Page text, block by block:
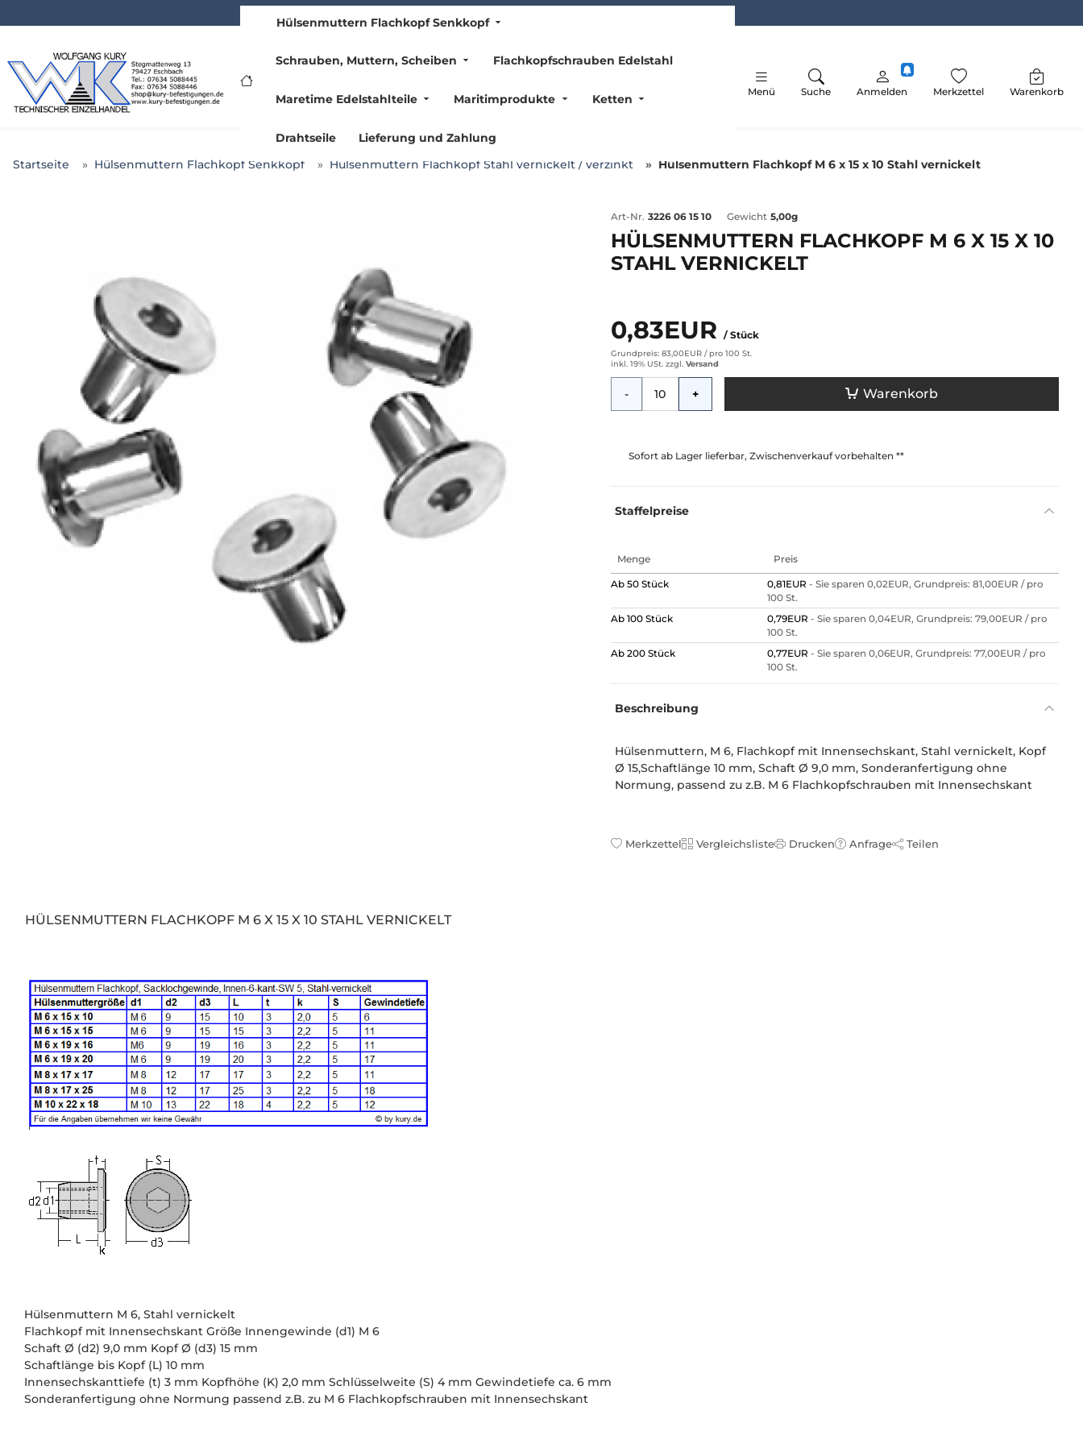
www.kury.de
Hülsenmuttern Flachkopf Senkkopf
Schrauben, Muttern, Scheiben Flachkopfschrauben Edelstahl
Maretime Edelstahlteile Maritimprodukte Ketten
Drahtseile Lieferung und Zahlung
Menü Suche Anmelden Merkzettel Warenkorb
Startseite Hülsenmuttern Flachkopf Senkkopf Hülsenmuttern Flachkopf Stahl vernickelt / verzinkt Hülsenmuttern Flachkopf M 6 x 15 x 10 Stahl vernickelt
Art-Nr. 3226 06 15 10 Gewicht 5,00g
HÜLSENMUTTERN FLACHKOPF M 6 X 15 X 10
STAHL VERNICKELT
0,83EUR / Stück
Grundpreis: 83,00EUR / pro 100 St.
inkl. 19% USt. zzgl. Versand
- + Warenkorb
Sofort ab Lager lieferbar, Zwischenverkauf vorbehalten **
Staffelpreise
Menge Preis
Ab 50 Stück 0,81EUR - Sie sparen 0,02EUR, Grundpreis: 81,00EUR / pro
100 St.
Ab 100 Stück
0,79EUR - Sie sparen 0,04EUR, Grundpreis: 79,00EUR / pro
100 St.
Ab 200 Stück
0,77EUR - Sie sparen 0,06EUR, Grundpreis: 77,00EUR / pro
100 St.
Beschreibung
Hülsenmuttern, M 6, Flachkopf mit Innensechskant, Stahl vernickelt, Kopf
Ø 15,Schaftlänge 10 mm, Schaft Ø 9,0 mm, Sonderanfertigung ohne
Normung, passend zu z.B. M 6 Flachkopfschrauben mit Innensechskant
Merkzettel Vergleichsliste Drucken Anfrage Teilen
HÜLSENMUTTERN FLACHKOPF M 6 X 15 X 10 STAHL VERNICKELT
Hülsenmuttern M 6, Stahl vernickelt
Flachkopf mit Innensechskant Größe Innengewinde (d1) M 6
Schaft Ø (d2) 9,0 mm Kopf Ø (d3) 15 mm
Schaftlänge bis Kopf (L) 10 mm
Innensechskanttiefe (t) 3 mm Kopfhöhe (K) 2,0 mm Schlüsselweite (S) 4 mm Gewindetiefe ca. 6 mm
Sonderanfertigung ohne Normung passend z.B. zu M 6 Flachkopfschrauben mit Innensechskant